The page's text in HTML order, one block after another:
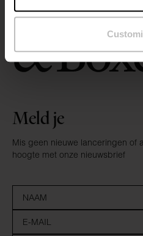
Meld je
Mis geen nieuwe lanceringen of
hoogte met onze nieuwsbrief